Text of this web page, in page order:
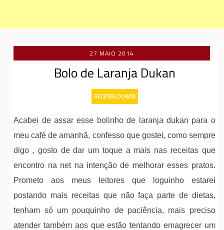
27 MAIO 2014
Bolo de Laranja Dukan
RECEITAS DUKAN
Acabei de assar esse bolinho de laranja dukan para o
meu café de amanhã, confesso que gostei, como sempre
digo , gosto de dar um toque a mais nas receitas que
encontro na net na intenção de melhorar esses pratos.
Prometo aos meus leitores que loguinho estarei
postando mais receitas que não faça parte de dietas,
tenham só um pouquinho de paciência, mais preciso
atender também aos que estão tentando emagrecer um